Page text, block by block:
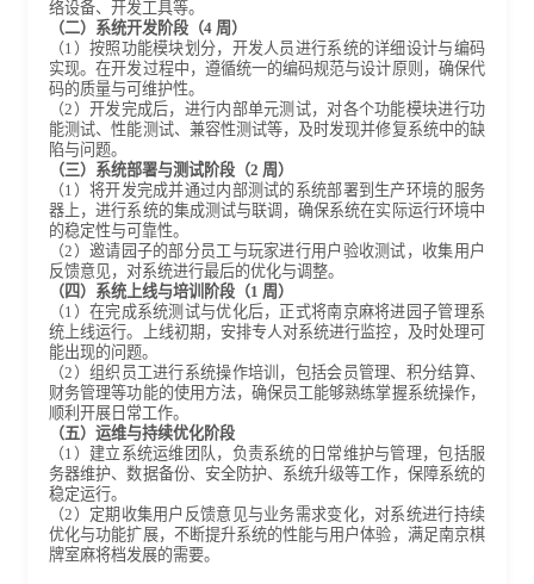
络设备、开发工具等。
（二）系统开发阶段（4 周）
（1）按照功能模块划分，开发人员进行系统的详细设计与编码
实现。在开发过程中，遵循统一的编码规范与设计原则，确保代
码的质量与可维护性。
（2）开发完成后，进行内部单元测试，对各个功能模块进行功
能测试、性能测试、兼容性测试等，及时发现并修复系统中的缺
陷与问题。
（三）系统部署与测试阶段（2 周）
（1）将开发完成并通过内部测试的系统部署到生产环境的服务
器上，进行系统的集成测试与联调，确保系统在实际运行环境中
的稳定性与可靠性。
（2）邀请园子的部分员工与玩家进行用户验收测试，收集用户
反馈意见，对系统进行最后的优化与调整。
（四）系统上线与培训阶段（1 周）
（1）在完成系统测试与优化后，正式将南京麻将进园子管理系
统上线运行。上线初期，安排专人对系统进行监控，及时处理可
能出现的问题。
（2）组织员工进行系统操作培训，包括会员管理、积分结算、
财务管理等功能的使用方法，确保员工能够熟练掌握系统操作，
顺利开展日常工作。
（五）运维与持续优化阶段
（1）建立系统运维团队，负责系统的日常维护与管理，包括服
务器维护、数据备份、安全防护、系统升级等工作，保障系统的
稳定运行。
（2）定期收集用户反馈意见与业务需求变化，对系统进行持续
优化与功能扩展，不断提升系统的性能与用户体验，满足南京棋
牌室麻将档发展的需要。